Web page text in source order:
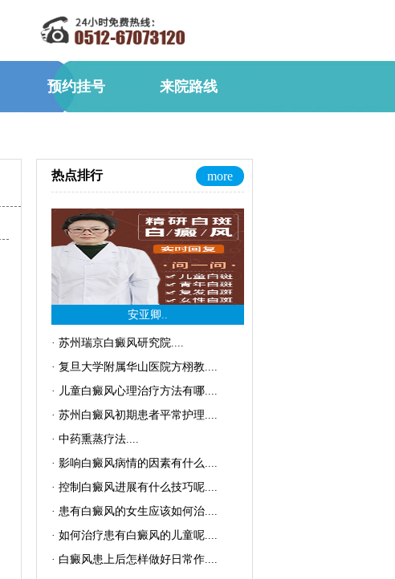
预约挂号 来院路线
热点排行 more
安亚卿..
· 苏州瑞京白癜风研究院....
· 复旦大学附属华山医院方栩教....
· 儿童白癜风心理治疗方法有哪....
· 苏州白癜风初期患者平常护理....
· 中药熏蒸疗法....
· 影响白癜风病情的因素有什么....
· 控制白癜风进展有什么技巧呢....
· 患有白癜风的女生应该如何治....
· 如何治疗患有白癜风的儿童呢....
· 白癜风患上后怎样做好日常作....